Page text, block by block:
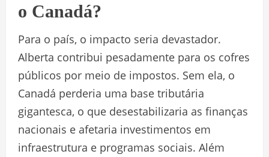
o Canadá?
Para o país, o impacto seria devastador.
Alberta contribui pesadamente para os cofres
públicos por meio de impostos. Sem ela, o
Canadá perderia uma base tributária
gigantesca, o que desestabilizaria as finanças
nacionais e afetaria investimentos em
infraestrutura e programas sociais. Além